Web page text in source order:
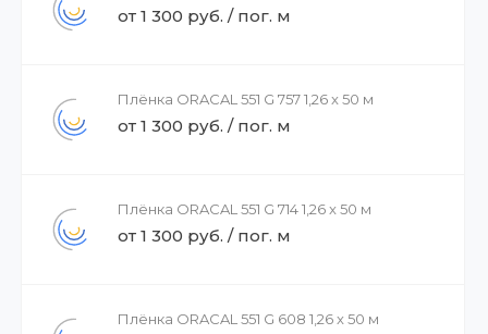
от 1 300 руб. / пог. м
Плёнка ORACAL 551 G 757 1,26 x 50 м
от 1 300 руб. / пог. м
Плёнка ORACAL 551 G 714 1,26 x 50 м
от 1 300 руб. / пог. м
Плёнка ORACAL 551 G 608 1,26 x 50 м